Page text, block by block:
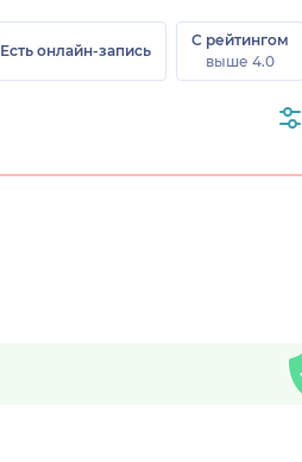
Есть онлайн-запись
С рейтингом
выше 4.0